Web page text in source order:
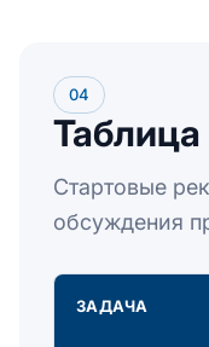
04
Стартовые
обсуждения
ЗАДАЧА